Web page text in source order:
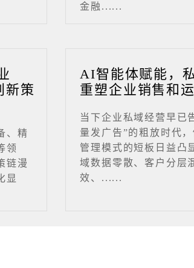
金融......
新策
、精
领
链漫
显
AI智能体赋能，
重塑企业销售和运
当下企业私域经营早已
量发广告”的粗放时代
管理模式的短板日益凸
域数据零散、客户分层
效、......